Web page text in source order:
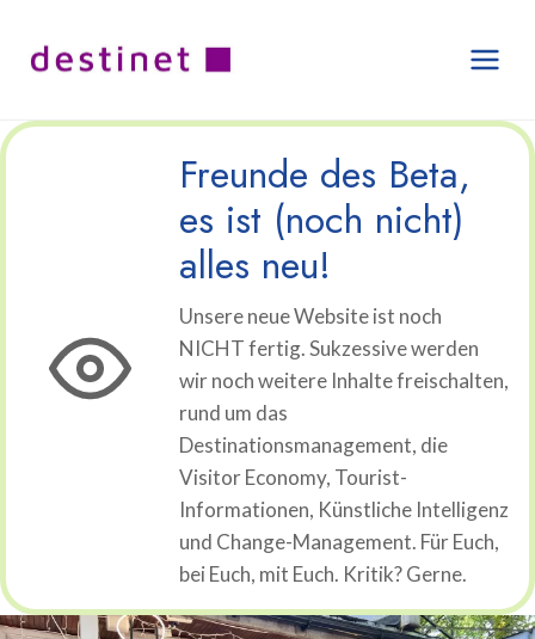
Inhalt
springen
Freunde des Beta,
es ist (noch nicht)
alles neu!
Unsere neue Website ist noch
NICHT fertig. Sukzessive werden
wir noch weitere Inhalte freischalten,
rund um das
Destinationsmanagement, die
Visitor Economy, Tourist-
Informationen, Künstliche Intelligenz
und Change-Management. Für Euch,
bei Euch, mit Euch. Kritik? Gerne.